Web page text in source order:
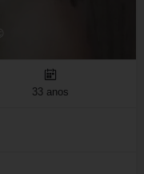
33 anos